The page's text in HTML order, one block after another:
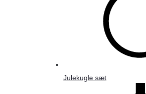
Julekugle sæt